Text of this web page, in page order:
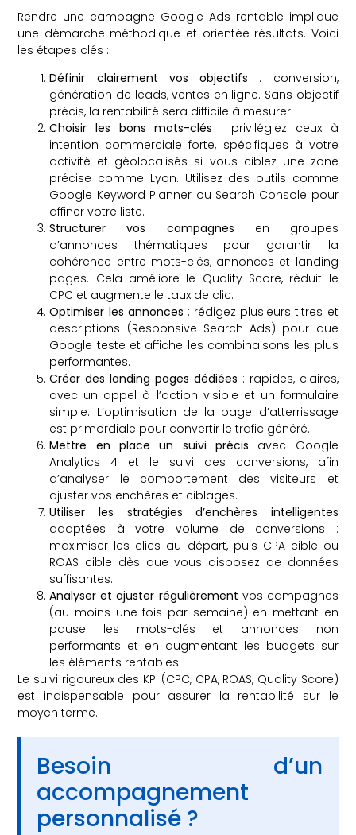
Rendre une campagne Google Ads rentable implique
une démarche méthodique et orientée résultats. Voici
les étapes clés :
Définir clairement vos objectifs : conversion,
génération de leads, ventes en ligne. Sans objectif
précis, la rentabilité sera difficile à mesurer.
Choisir les bons mots-clés : privilégiez ceux à
intention commerciale forte, spécifiques à votre
activité et géolocalisés si vous ciblez une zone
précise comme Lyon. Utilisez des outils comme
Google Keyword Planner ou Search Console pour
affiner votre liste.
Structurer vos campagnes en groupes
d’annonces thématiques pour garantir la
cohérence entre mots-clés, annonces et landing
pages. Cela améliore le Quality Score, réduit le
CPC et augmente le taux de clic.
Optimiser les annonces : rédigez plusieurs titres et
descriptions (Responsive Search Ads) pour que
Google teste et affiche les combinaisons les plus
performantes.
Créer des landing pages dédiées : rapides, claires,
avec un appel à l’action visible et un formulaire
simple. L’optimisation de la page d’atterrissage
est primordiale pour convertir le trafic généré.
Mettre en place un suivi précis avec Google
Analytics 4 et le suivi des conversions, afin
d’analyser le comportement des visiteurs et
ajuster vos enchères et ciblages.
Utiliser les stratégies d’enchères intelligentes
adaptées à votre volume de conversions :
maximiser les clics au départ, puis CPA cible ou
ROAS cible dès que vous disposez de données
suffisantes.
Analyser et ajuster régulièrement vos campagnes
(au moins une fois par semaine) en mettant en
pause les mots-clés et annonces non
performants et en augmentant les budgets sur
les éléments rentables.
Le suivi rigoureux des KPI (CPC, CPA, ROAS, Quality Score)
est indispensable pour assurer la rentabilité sur le
moyen terme.
Besoin d’un
accompagnement
personnalisé ?